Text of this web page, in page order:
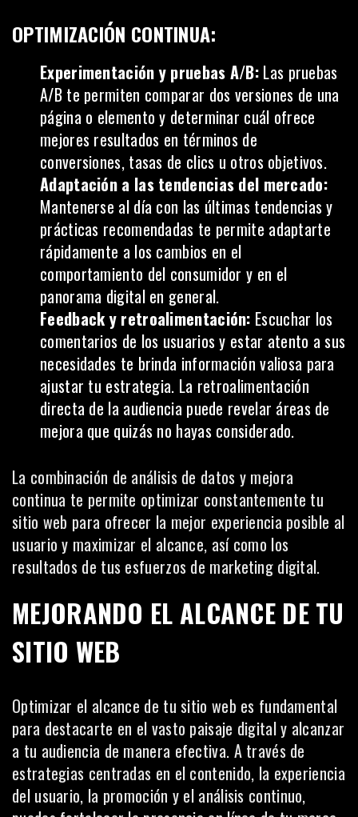
OPTIMIZACIÓN CONTINUA:
Experimentación y pruebas A/B: Las pruebas
A/Bte permiten comparar dos versiones de una
página o elemento y determinar cuál ofrece
mejores resultados en términos de
conversiones, tasas de clics u otros objetivos.
Adaptación a las tendencias del mercado:
Mantenerse al día con las últimas tendencias y
prácticas recomendadas te permite adaptarte
rápidamente a los cambios en el
comportamiento del consumidor y en el
panorama digital en general.
Feedback y retroalimentación: Escuchar los
comentarios de los usuarios y estar atento a sus
necesidades te brinda información valiosa para
ajustar tu estrategia. La retroalimentación
directa de la audiencia puede revelar áreas de
mejora que quizás no hayas considerado.
La combinación de análisis de datos y mejora
continua te permite optimizar constantemente tu
sitio web para ofrecer la mejor experiencia posible al
usuario y maximizar el alcance, así como los
resultados de tus esfuerzos de marketing digital.
MEJORANDO EL ALCANCE DE TU
SITIO WEB
Optimizar el alcance de tu sitio web es fundamental
para destacarte en el vasto paisaje digital y alcanzar
a tu audiencia de manera efectiva. A través de
estrategias centradas en el contenido, la experiencia
del usuario, la promoción y el análisis continuo,